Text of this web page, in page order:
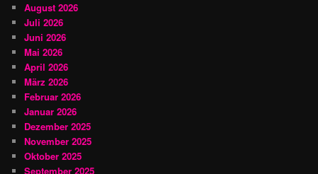
August 2026
Juli 2026
Juni 2026
Mai 2026
April 2026
März 2026
Februar 2026
Januar 2026
Dezember 2025
November 2025
Oktober 2025
September 2025